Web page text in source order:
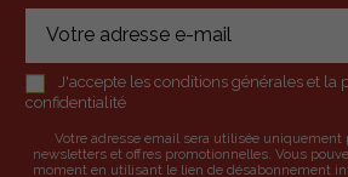
J'accepte les conditions générales et la
confidentialité
Votre adresse email sera utilisée uniquement
newsletters et offres promotionnelles. Vous
moment en utilisant le lien de désabonnement